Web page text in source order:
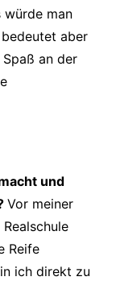
man
aber
an der
und
Vor meiner
Reife
ich direkt zu